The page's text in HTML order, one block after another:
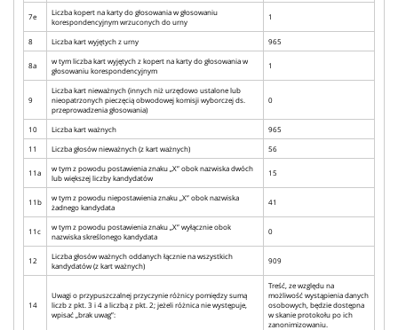
7e
Liczba kopert na karty do głosowania w głosowaniu
korespondencyjnym wrzuconych do urny
1
8 Liczba kart wyjętych z urny 965
8a
w tym liczba kart wyjętych z kopert na karty do głosowania w
głosowaniu korespondencyjnym
1
9
Liczba kart nieważnych (innych niż urzędowo ustalone lub
nieopatrzonych pieczęcią obwodowej komisji wyborczej ds.
przeprowadzenia głosowania)
0
10 Liczba kart ważnych
965
11
Liczba głosów nieważnych (z kart ważnych) 56
11a
w tym z powodu postawienia znaku „X” obok nazwiska dwóch
lub większej liczby kandydatów
15
11b
w tym z powodu niepostawienia znaku „X” obok nazwiska
żadnego kandydata
41
11c
w tym z powodu postawienia znaku „X” wyłącznie obok
nazwiska skreślonego kandydata
0
12
Liczba głosów ważnych oddanych łącznie na wszystkich
kandydatów (z kart ważnych)
909
14
Uwagi o przypuszczalnej przyczynie różnicy pomiędzy sumą
liczb z pkt. 3 i 4 a liczbą z pkt. 2; jeżeli różnica nie występuje,
wpisać „brak uwag”:
Treść, ze względu na
możliwość wystąpienia danych
osobowych, będzie dostępna
w skanie protokołu po ich
zanonimizowaniu.